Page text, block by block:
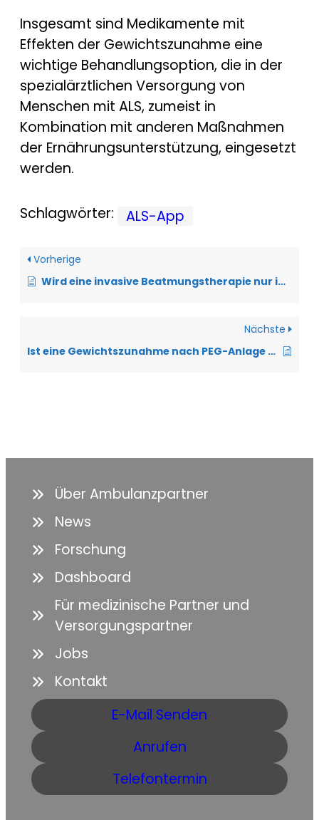
Insgesamt sind Medikamente mit
Effekten der Gewichtszunahme eine
wichtige Behandlungsoption, die in der
spezialärztlichen Versorgung von
Menschen mit ALS, zumeist in
Kombination mit anderen Maßnahmen
der Ernährungsunterstützung, eingesetzt
werden.
Schlagwörter: ALS-App
Vorherige
Wird eine invasive Beatmungstherapie nur im Notfall eingeleitet?
Nächste
Ist eine Gewichtszunahme nach PEG-Anlage möglich?
Über Ambulanzpartner
News
Forschung
Dashboard
Für medizinische Partner und
Versorgungspartner
Jobs
Kontakt
E-Mail Senden
Anrufen
Telefontermin